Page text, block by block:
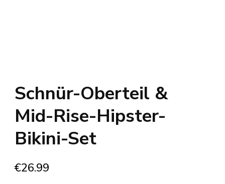
Schnür-Oberteil &
Mid-Rise-Hipster-
Bikini-Set
€26.99